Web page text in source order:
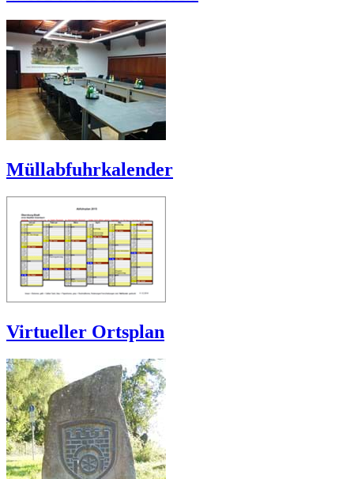
Müllabfuhrkalender
Virtueller Ortsplan